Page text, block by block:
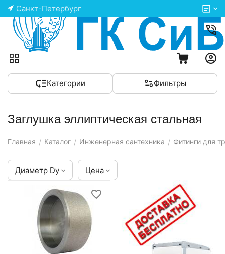
Санкт-Петербург
Категории Фильтры
Заглушка эллиптическая стальная
Главная / Каталог / Инженерная сантехника / Фитинги для
Диаметр Dy Цена